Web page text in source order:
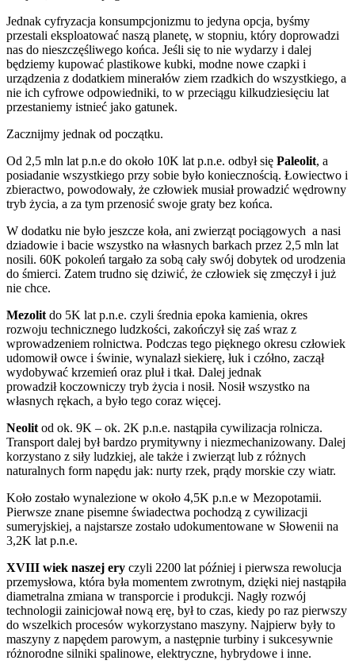
Jednak cyfryzacja konsumpcjonizmu to jedyna opcja, byśmy
przestali eksploatować naszą planetę, w stopniu, który doprowadzi
nas do nieszczęśliwego końca. Jeśli się to nie wydarzy i dalej
będziemy kupować plastikowe kubki, modne nowe czapki i
urządzenia z dodatkiem minerałów ziem rzadkich do wszystkiego, a
nie ich cyfrowe odpowiedniki, to w przeciągu kilkudziesięciu lat
przestaniemy istnieć jako gatunek.
Zacznijmy jednak od początku.
Od 2,5 mln lat p.n.e do około 10K lat p.n.e. odbył się Paleolit, a
posiadanie wszystkiego przy sobie było koniecznością. Łowiectwo i
zbieractwo, powodowały, że człowiek musiał prowadzić wędrowny
tryb życia, a za tym przenosić swoje graty bez końca.
W dodatku nie było jeszcze koła, ani zwierząt pociągowych a nasi
dziadowie i bacie wszystko na własnych barkach przez 2,5 mln lat
nosili. 60K pokoleń targało za sobą cały swój dobytek od urodzenia
do śmierci. Zatem trudno się dziwić, że człowiek się zmęczył i już
nie chce.
Mezolit do 5K lat p.n.e. czyli średnia epoka kamienia, okres
rozwoju technicznego ludzkości, zakończył się zaś wraz z
wprowadzeniem rolnictwa. Podczas tego pięknego okresu człowiek
udomowił owce i świnie, wynalazł siekierę, łuk i czółno, zaczął
wydobywać krzemień oraz pluł i tkał. Dalej jednak
prowadził koczowniczy tryb życia i nosił. Nosił wszystko na
własnych rękach, a było tego coraz więcej.
Neolit od ok. 9K – ok. 2K p.n.e. nastąpiła cywilizacja rolnicza.
Transport dalej był bardzo prymitywny i niezmechanizowany. Dalej
korzystano z siły ludzkiej, ale także i zwierząt lub z różnych
naturalnych form napędu jak: nurty rzek, prądy morskie czy wiatr.
Koło zostało wynalezione w około 4,5K p.n.e w Mezopotamii.
Pierwsze znane pisemne świadectwa pochodzą z cywilizacji
sumeryjskiej, a najstarsze zostało udokumentowane w Słowenii na
3,2K lat p.n.e.
XVIII wiek naszej ery czyli 2200 lat później i pierwsza rewolucja
przemysłowa, która była momentem zwrotnym, dzięki niej nastąpiła
diametralna zmiana w transporcie i produkcji. Nagły rozwój
technologii zainicjował nową erę, był to czas, kiedy po raz pierwszy
do wszelkich procesów wykorzystano maszyny. Najpierw były to
maszyny z napędem parowym, a następnie turbiny i sukcesywnie
różnorodne silniki spalinowe, elektryczne, hybrydowe i inne.